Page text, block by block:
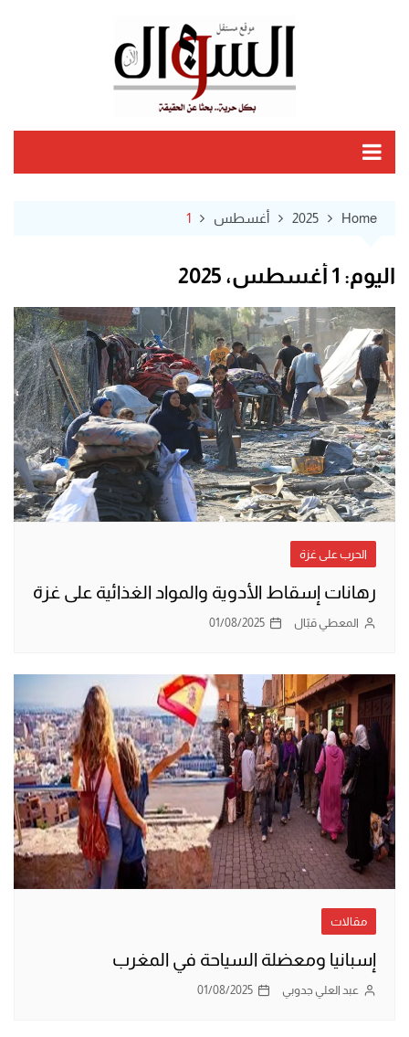
Home
2025 أغسطس 1
اليوم: 1 أغسطس، 2025
الحرب على غزة
رهانات إسقاط الأدوية والمواد الغذائية على غزة
المعطي قبّال 01/08/2025
مقالات
إسبانيا ومعضلة السياحة في المغرب
عبد العلي جدوبي 01/08/2025